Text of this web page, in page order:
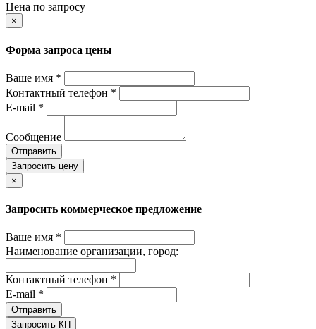
Цена по запросу
×
Форма запроса цены
Ваше имя *
Контактный телефон *
E-mail *
Сообщение
Отправить
Запросить цену
×
Запросить коммерческое предложение
Ваше имя *
Наименование организации, город:
Контактный телефон *
E-mail *
Отправить
Запросить КП